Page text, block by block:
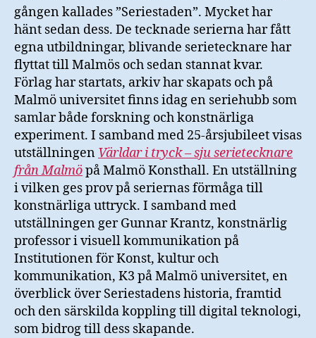
gången kallades ”Seriestaden”. Mycket har
hänt sedan dess. De tecknade serierna har fått
egna utbildningar, blivande serietecknare har
flyttat till Malmös och sedan stannat kvar.
Förlag har startats, arkiv har skapats och på
Malmö universitet finns idag en seriehubb som
samlar både forskning och konstnärliga
experiment. I samband med 25-årsjubileet visas
utställningen Världar i tryck – sju serietecknare
från Malmöpå Malmö Konsthall. En utställning
i vilken ges prov på seriernas förmåga till
konstnärliga uttryck. I samband med
utställningen ger Gunnar Krantz, konstnärlig
professor i visuell kommunikation på
Institutionen för Konst, kultur och
kommunikation, K3 på Malmö universitet, en
överblick över Seriestadens historia, framtid
och den särskilda koppling till digital teknologi,
som bidrog till dess skapande.